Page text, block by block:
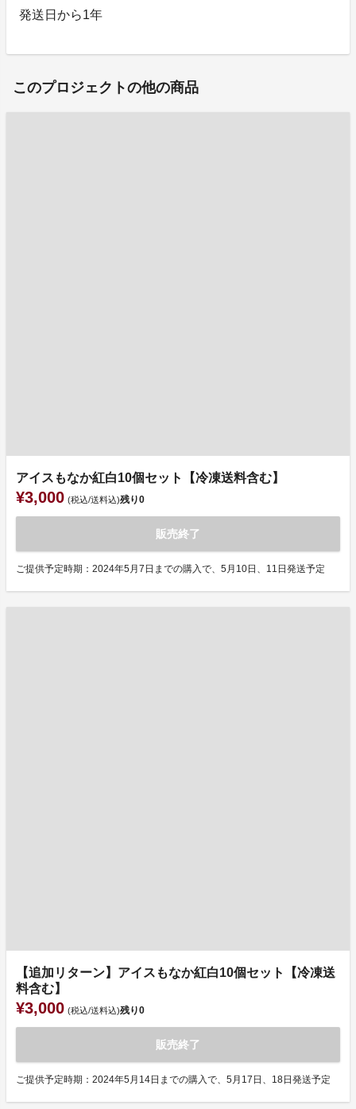
発送日から1年
このプロジェクトの他の商品
アイスもなか紅白10個セット【冷凍送料含む】
¥3,000 (税込/送料込)残り0
販売終了
ご提供予定時期：2024年5月7日までの購入で、5月10日、11日発送予定
【追加リターン】アイスもなか紅白10個セット【冷凍送
料含む】
¥3,000 (税込/送料込)残り0
販売終了
ご提供予定時期：2024年5月14日までの購入で、5月17日、18日発送予定